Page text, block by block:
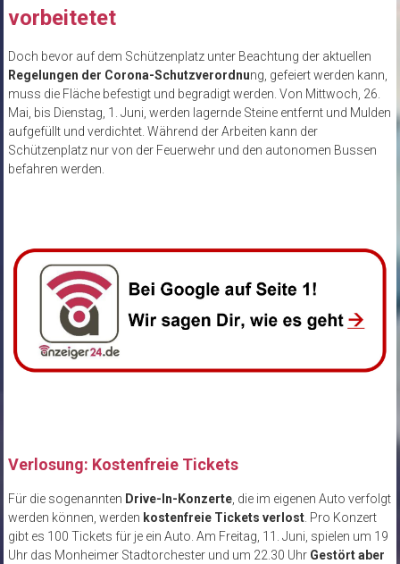
vorbeitetet
Doch bevor auf dem Schützenplatz unter Beachtung der aktuellen
Regelungen der Corona-Schutzverordnung, gefeiert werden kann,
muss die Fläche befestigt und begradigt werden. Von Mittwoch, 26.
Mai, bis Dienstag, 1. Juni, werden lagernde Steine entfernt und Mulden
aufgefüllt und verdichtet. Während der Arbeiten kann der
Schützenplatz nur von der Feuerwehr und den autonomen Bussen
befahren werden.
Verlosung: Kostenfreie Tickets
Für die sogenannten Drive-In-Konzerte, die im eigenen Auto verfolgt
werden können, werden kostenfreie Tickets verlost. Pro Konzert
gibt es 100 Tickets für je ein Auto. Am Freitag, 11. Juni, spielen um 19
Uhr das Monheimer Stadtorchester und um 22.30 Uhr Gestört aber